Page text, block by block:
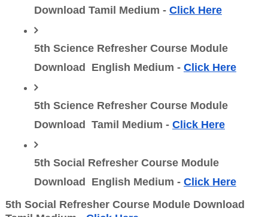
Download Tamil Medium - Click Here
5th Science Refresher Course Module
Download  English Medium - Click Here
5th Science Refresher Course Module
Download  Tamil Medium - Click Here
5th Social Refresher Course Module
Download  English Medium - Click Here
5th Social Refresher Course Module Download